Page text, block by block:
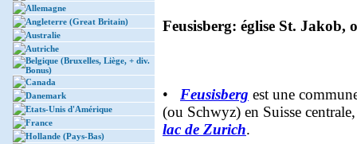
Allemagne
Angleterre (Great Britain)
Australie
Autriche
Belgique (Bruxelles, Liège, + div.
Bonus)
Canada
Danemark
Etats-Unis d'Amérique
France
Hollande (Pays-Bas)
Feusisberg: église St. Jakob,
• Feusisberg est une
(ou Schwyz) en Suisse
lac de Zurich.